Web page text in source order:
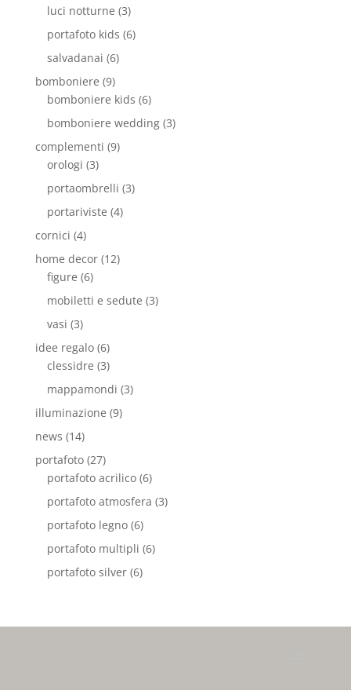
luci notturne (3)
portafoto kids (6)
salvadanai (6)
bomboniere (9)
bomboniere kids (6)
bomboniere wedding(3)
complementi (9)
orologi (3)
portaombrelli (3)
portariviste (4)
cornici (4)
home decor(12)
figure (6)
mobiletti e sedute (3)
vasi (3)
idee regalo(6)
clessidre (3)
mappamondi (3)
illuminazione (9)
news (14)
portafoto(27)
portafoto acrilico(6)
portafoto atmosfera (3)
portafoto legno(6)
portafoto multipli (6)
portafoto silver(6)